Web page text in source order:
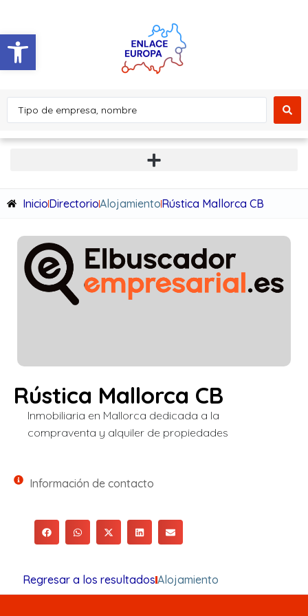
Abrir barra de herramientas
InicioDirectorioAlojamientoRústica Mallorca CB
Rústica Mallorca CB
Inmobiliaria en Mallorca dedicada a la
compraventa y alquiler de propiedades
Información de contacto
Regresar a los resultadosAlojamiento